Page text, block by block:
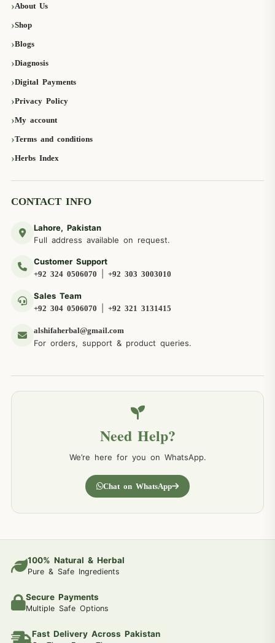
About Us
Shop
Blogs
Diagnosis
Digital Payments
Privacy Policy
My account
Terms and conditions
Herbs Index
CONTACT INFO
Lahore, Pakistan
Full address available on request.
Customer Support
+92 324 0506070 +92 303 3003010
Sales Team
+92 304 0506070 +92 321 3131415
alshifaherbal@gmail.com
For orders, support & product queries.
Need Help?
We’re here for you on WhatsApp.
Chat on WhatsApp
100% Natural & Herbal
Pure & Safe Ingredients
Secure Payments
Multiple Safe Options
Fast Delivery Across Pakistan